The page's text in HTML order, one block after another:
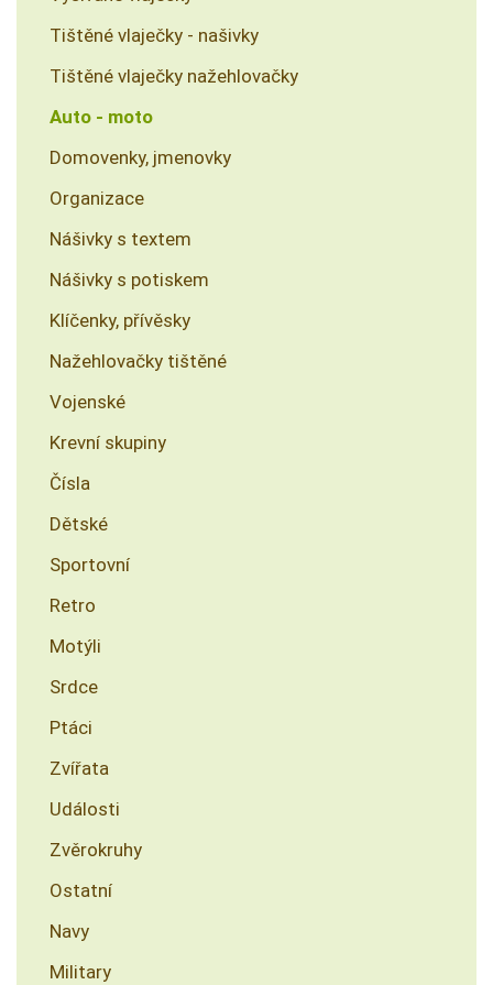
Tištěné vlaječky - našivky
Tištěné vlaječky nažehlovačky
Auto - moto
Domovenky, jmenovky
Organizace
Nášivky s textem
Nášivky s potiskem
Klíčenky, přívěsky
Nažehlovačky tištěné
Vojenské
Krevní skupiny
Čísla
Dětské
Sportovní
Retro
Motýli
Srdce
Ptáci
Zvířata
Události
Zvěrokruhy
Ostatní
Navy
Military